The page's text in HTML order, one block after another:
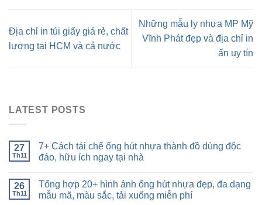
Địa chỉ in túi giấy giá rẻ, chất
lượng tại HCM và cả nước
Những mẫu ly nhựa MP Mỹ
Vĩnh Phát đẹp và địa chỉ in
ấn uy tín
LATEST POSTS
27
Th11
7+ Cách tái chế ống hút nhựa thành đồ dùng độc
đáo, hữu ích ngay tại nhà
26
Th11
Tổng hợp 20+ hình ảnh ống hút nhựa đẹp, đa dạng
mẫu mã, màu sắc, tải xuống miễn phí